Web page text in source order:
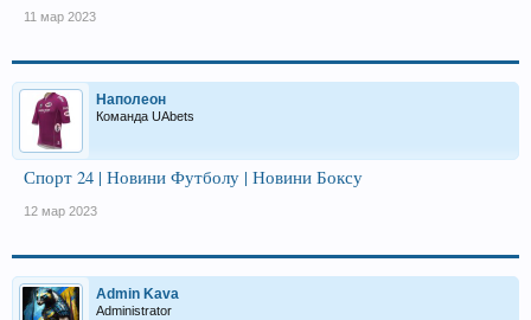
11 мар 2023
Наполеон
Команда UAbets
Спорт 24 | Новини Футболу | Новини Боксу
12 мар 2023
Admin Kava
Administrator